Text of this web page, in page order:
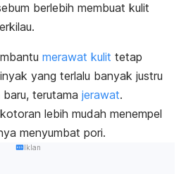
berlebih membuat kulit
merawat kulit tetap
yang terlalu banyak justru
terutama jerawat.
lebih mudah menempel
menyumbat pori.
Iklan